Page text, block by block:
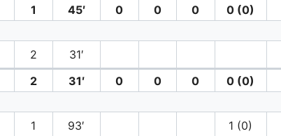
1 45′ 0 0 0 0 (0)
2 31′
2 31′ 0 0 0 0 (0)
1 93′
1 (0)